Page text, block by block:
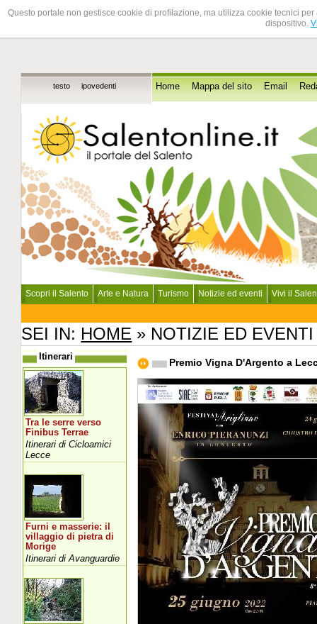
Questo portale non gestisce cookie di profilazione, ma utilizza cookie tecnici
dispositivo.
testo ipovedenti Home Mappa del sito Email
Scopri il Salento Arte e Natura Turismo Notizie ed eventi Vivi il
SEI IN: HOME » NOTIZIE ED
Premio Vigna D'Argento a
Itinerari
Tra le serre verso
Finibus Terrae
Itinerari di Cicloamici
Lecce
Furni e masserie: il
villaggio di pietra di
Morige
Itinerari di Avanguardie